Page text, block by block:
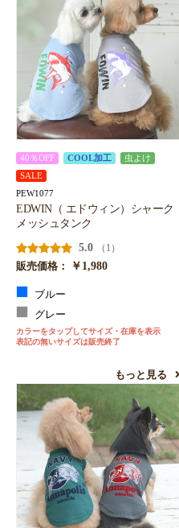
40％OFF COOL加工
虫よけ
SALE
PEW1077
EDWIN（ エドウィン）シャーク
メッシュタンク
5.0
（1）
販売価格：
￥1,980
ブルー
グレー
カラーをタップしてサイズ・在庫を表示
表記の無いサイズは販売終了
もっと見る